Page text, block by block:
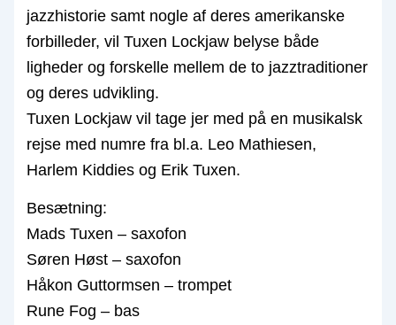
jazzhistorie samt nogle af deres amerikanske
forbilleder, vil Tuxen Lockjaw belyse både
ligheder og forskelle mellem de to jazztraditioner
og deres udvikling.
Tuxen Lockjaw vil tage jer med på en musikalsk
rejse med numre fra bl.a. Leo Mathiesen,
Harlem Kiddies og Erik Tuxen.
Besætning:
Mads Tuxen – saxofon
Søren Høst – saxofon
Håkon Guttormsen – trompet
Rune Fog – bas